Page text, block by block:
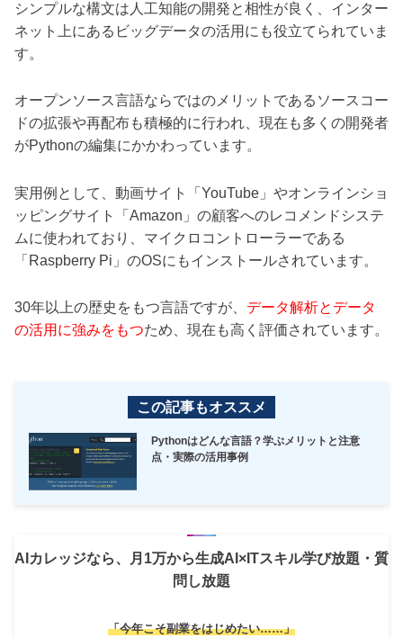
シンプルな構文は人工知能の開発と相性が良く、インター
ネット上にあるビッグデータの活用にも役立てられていま
す。
オープンソース言語ならではのメリットであるソースコー
ドの拡張や再配布も積極的に行われ、現在も多くの開発者
がPythonの編集にかかわっています。
実用例として、動画サイト「YouTube」やオンラインショ
ッピングサイト「Amazon」の顧客へのレコメンドシステ
ムに使われており、マイクロコントローラーである
「Raspberry Pi」のOSにもインストールされています。
30年以上の歴史をもつ言語ですが、 データ解析とデータ
の活用に強みをもつため、現在も高く評価されています。
この記事もオススメ
Pythonはどんな言語？学ぶメリットと注意
点・実際の活用事例
AIカレッジなら、月1万から生成AI×ITスキル学び放題・質
問し放題
「今年こそ副業をはじめたい……」